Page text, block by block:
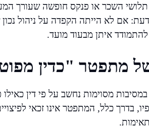
תלושי השכר או פנקס חופשה שעורך
אם לא הייתה הקפדה על ניהול
איתן מבעוד מועד.
מתפטר "כדין
מסוימות נחשב על פי דין כאילו
בדרך כלל, המתפטר אינו זכאי